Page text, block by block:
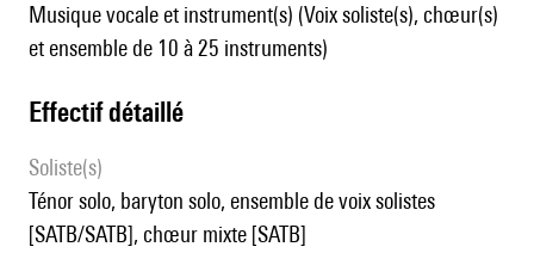
Musique vocale et instrument(s) (Voix soliste(s), chœur(s)
et ensemble de 10 à 25 instruments)
effectif détaillé
Soliste(s)
ténor solo, baryton solo, ensemble de voix solistes
[SATB/SATB], chœur mixte [SATB]